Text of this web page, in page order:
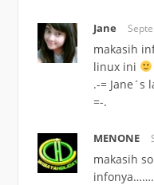
Jane
makasih
linux ini
.-= Jane´s
=-.
MENONE
makasih